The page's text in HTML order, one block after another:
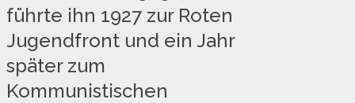
führte ihn 1927 zur Roten
Jugendfront und ein Jahr
später zum
Kommunistischen